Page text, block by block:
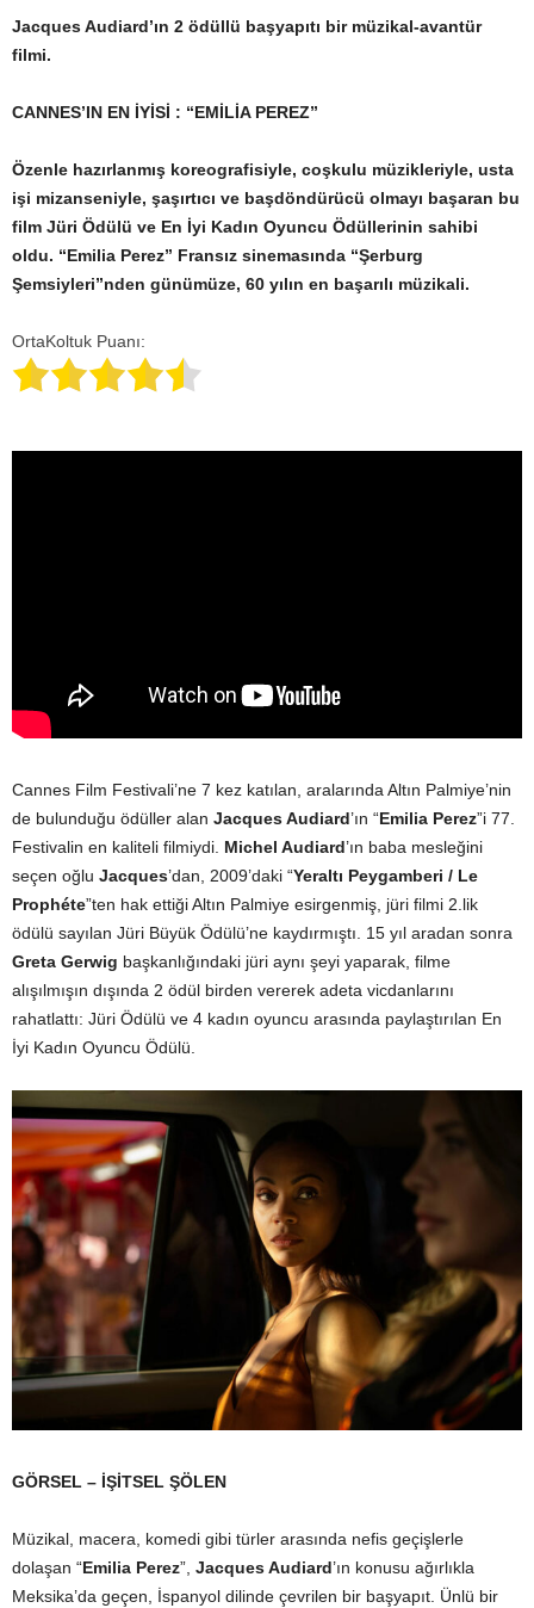
Jacques Audiard’ın 2 ödüllü başyapıtı bir müzikal-avantür
filmi.
CANNES’IN EN İYİSİ : “EMİLİA PEREZ”
Özenle hazırlanmış koreografisiyle, coşkulu müzikleriyle, usta
işi mizanseniyle, şaşırtıcı ve başdöndürücü olmayı başaran bu
film Jüri Ödülü ve En İyi Kadın Oyuncu Ödüllerinin sahibi
oldu. “Emilia Perez” Fransız sinemasında “Şerburg
Şemsiyleri”nden günümüze, 60 yılın en başarılı müzikali.
OrtaKoltuk Puanı:
Cannes Film Festivali’ne 7 kez katılan, aralarında Altın Palmiye’nin
de bulunduğu ödüller alan Jacques Audiard’ın “Emilia Perez”i 77.
Festivalin en kaliteli filmiydi. Michel Audiard’ın baba mesleğini
seçen oğlu Jacques’dan, 2009’daki “Yeraltı Peygamberi / Le
Prophéte”ten hak ettiği Altın Palmiye esirgenmiş, jüri filmi 2.lik
ödülü sayılan Jüri Büyük Ödülü’ne kaydırmıştı. 15 yıl aradan sonra
Greta Gerwig başkanlığındaki jüri aynı şeyi yaparak, filme
alışılmışın dışında 2 ödül birden vererek adeta vicdanlarını
rahatlattı: Jüri Ödülü ve 4 kadın oyuncu arasında paylaştırılan En
İyi Kadın Oyuncu Ödülü.
GÖRSEL – İŞİTSEL ŞÖLEN
Müzikal, macera, komedi gibi türler arasında nefis geçişlerle
dolaşan “Emilia Perez”, Jacques Audiard’ın konusu ağırlıkla
Meksika’da geçen, İspanyol dilinde çevrilen bir başyapıt. Ünlü bir